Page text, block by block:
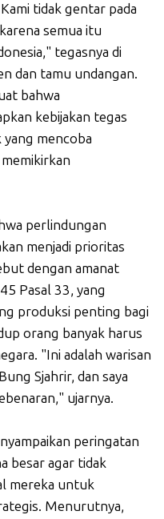
tidak gentar pada
semua itu
tegasnya di
dan tamu undangan.
bahwa
kebijakan tegas
mencoba
perlindungan
menjadi prioritas
dengan amanat
Pasal 33, yang
produksi penting bagi
orang banyak harus
"Ini adalah warisan
Sjahrir, dan saya
ujarnya.
peringatan
besar agar tidak
mereka untuk
Menurutnya,